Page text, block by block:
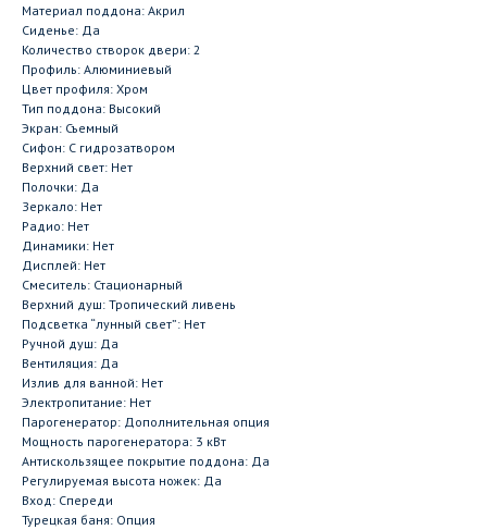
Материал поддона: Акрил
Сиденье: Да
Количество створок двери: 2
Профиль: Алюминиевый
Цвет профиля: Хром
Тип поддона: Высокий
Экран: Съемный
Сифон: С гидрозатвором
Верхний свет: Нет
Полочки: Да
Зеркало: Нет
Радио: Нет
Динамики: Нет
Дисплей: Нет
Смеситель: Стационарный
Верхний душ: Тропический ливень
Подсветка “лунный свет”: Нет
Ручной душ: Да
Вентиляция: Да
Излив для ванной: Нет
Электропитание: Нет
Парогенератор: Дополнительная опция
Мощность парогенератора: 3 кВт
Антискользящее покрытие поддона: Да
Регулируемая высота ножек: Да
Вход: Спереди
Турецкая баня: Опция